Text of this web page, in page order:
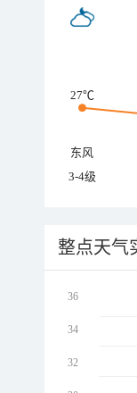
27℃
东风
3-4级
整点天气
36
34
32